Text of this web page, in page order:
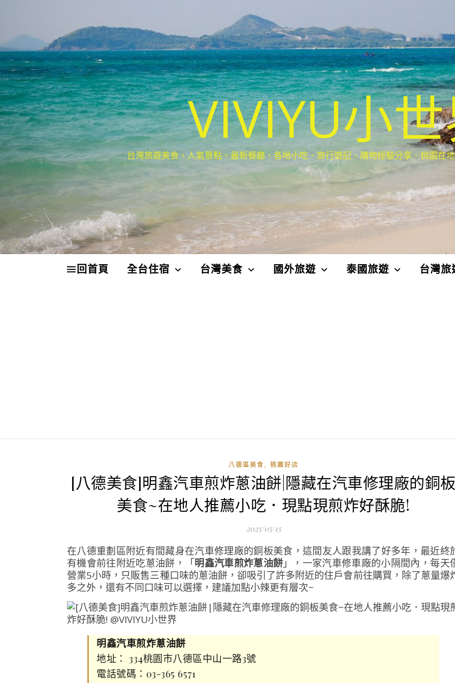
VIVIYU小
台灣旅遊美食、人氣景點、最新餐廳、各地小吃、旅行遊記、購物經驗分享．桃園在
回首頁 全台住宿 台灣美食 國外旅遊 泰國旅遊 台灣旅
八德區美食 , 桃園好店
[八德美食]明鑫汽車煎炸蔥油餅|隱藏在汽車修理廠的銅
美食~在地人推薦小吃．現點現煎炸好酥脆!
2025/05/15
在八德重劃區附近有間藏身在汽車修理廠的銅板美食，這間友人跟我講了好多年，最近終
有機會前往附近吃蔥油餅，「明鑫汽車煎炸蔥油餅」， 一家汽車修車廠的小隔間內，每天
營業5小時， 只販售三種口味的蔥油餅， 卻吸引了許多附近的住戶會前往購買，除了蔥量爆
多之外，還有不同口味可以選擇，建議加點小辣更有層次~
明鑫汽車煎炸蔥油餅
地址： 334桃園市八德區中山一路3號
電話號碼：03-365 6571